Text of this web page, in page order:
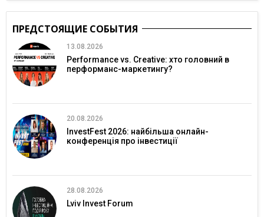
ПРЕДСТОЯЩИЕ СОБЫТИЯ
13.08.2026
Performance vs. Creative: хто головний в
перформанс-маркетингу?
20.08.2026
InvestFest 2026: найбільша онлайн-
конференція про інвестиції
28.08.2026
Lviv Invest Forum